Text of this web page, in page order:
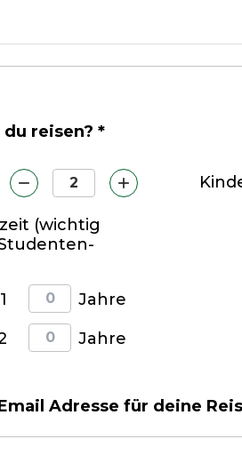
reisen? *
(wichtig
Jahre
Jahre
Adresse für deine